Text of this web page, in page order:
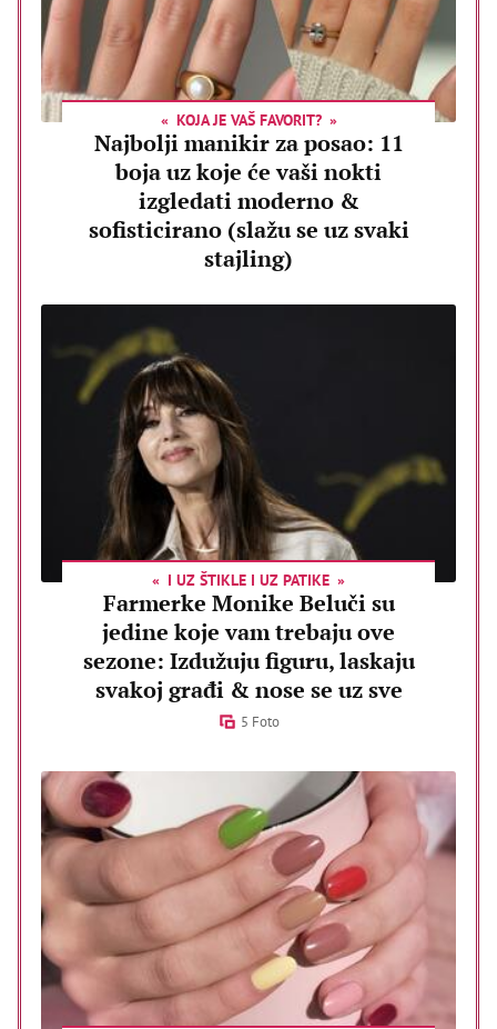
KOJA JE VAŠ FAVORIT?
Najbolji manikir za posao: 11
boja uz koje će vaši nokti
izgledati moderno &
sofisticirano (slažu se uz svaki
stajling)
I UZ ŠTIKLE I UZ PATIKE
Farmerke Monike Beluči su
jedine koje vam trebaju ove
sezone: Izdužuju figuru, laskaju
svakoj građi & nose se uz sve
5 Foto